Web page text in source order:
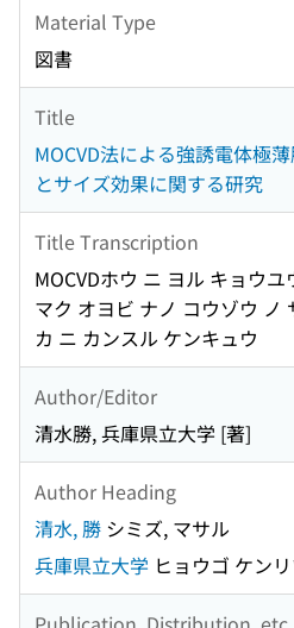
Material Type
図書
Title
MOCVD法による強誘電体極
とサイズ効果に関する研究
Title Transcription
MOCVDホウ ニ ヨル キョウ
マク オヨビ ナノ コウゾウ ノ
カ ニ カンスル ケンキュウ
Author/Editor
清水勝, 兵庫県立大学 [著]
Author Heading
清水, 勝 シミズ, マサル
兵庫県立大学 ヒョウゴ ケン